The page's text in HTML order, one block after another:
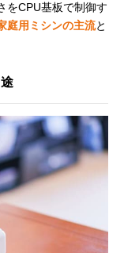
をCPU基板で制御す
庭用ミシンの主流と